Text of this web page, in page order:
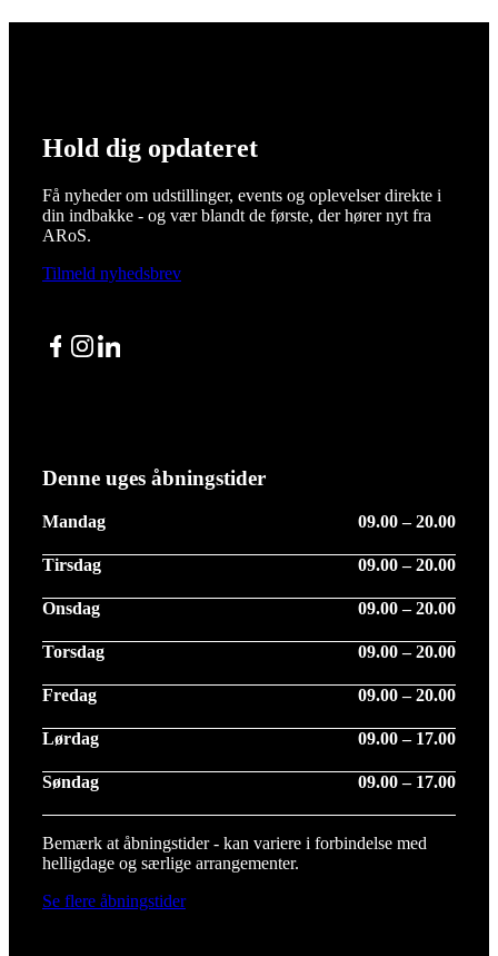
Hold dig opdateret
Få nyheder om udstillinger, events og oplevelser direkte i
din indbakke - og vær blandt de første, der hører nyt fra
ARoS.
Tilmeld nyhedsbrev
Facebook
Instagram
LinkedIn
Denne uges åbningstider
Mandag 09.00 – 20.00
Tirsdag 09.00 – 20.00
Onsdag 09.00 – 20.00
Torsdag 09.00 – 20.00
Fredag 09.00 – 20.00
Lørdag 09.00 – 17.00
Søndag 09.00 – 17.00
Bemærk at åbningstider - kan variere i forbindelse med
helligdage og særlige arrangementer.
Se flere åbningstider